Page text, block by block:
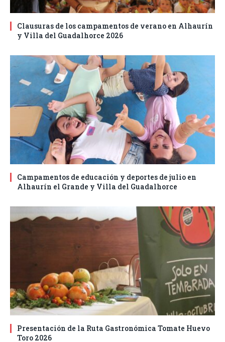
Clausuras de los campamentos de verano en Alhaurín
y Villa del Guadalhorce 2026
Campamentos de educación y deportes de julio en
Alhaurín el Grande y Villa del Guadalhorce
Presentación de la Ruta Gastronómica Tomate Huevo
Toro 2026